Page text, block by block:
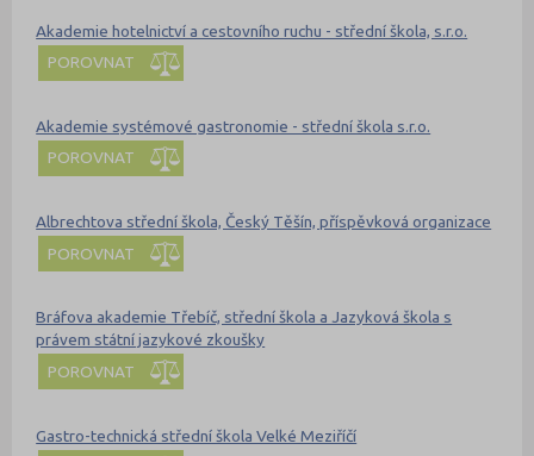
Akademie hotelnictví a cestovního ruchu - střední škola, s.r.o.
POROVNAT
Akademie systémové gastronomie - střední škola s.r.o.
POROVNAT
Albrechtova střední škola, Český Těšín, příspěvková organizace
POROVNAT
Bráfova akademie Třebíč, střední škola a Jazyková škola s
právem státní jazykové zkoušky
POROVNAT
Gastro-technická střední škola Velké Meziříčí